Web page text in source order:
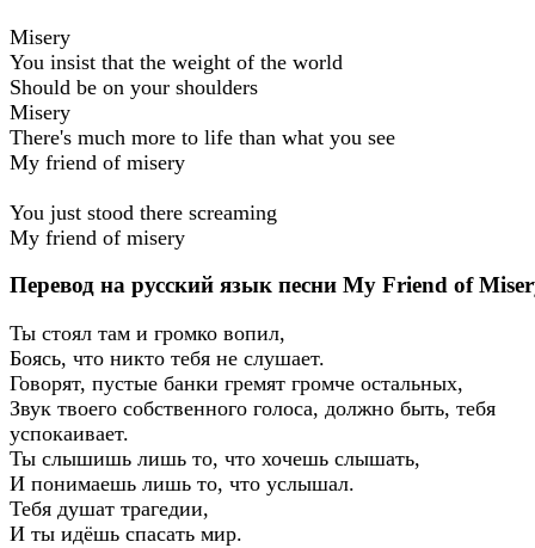
Misery
You insist that the weight of the world
Should be on your shoulders
Misery
There's much more to life than what you see
My friend of misery
You just stood there screaming
My friend of misery
Перевод на русский язык песни My Friend of
Ты стоял там и громко вопил,
Боясь, что никто тебя не слушает.
Говорят, пустые банки гремят громче остальных,
Звук твоего собственного голоса, должно быть, тебя
успокаивает.
Ты слышишь лишь то, что хочешь слышать,
И понимаешь лишь то, что услышал.
Тебя душат трагедии,
И ты идёшь спасать мир.